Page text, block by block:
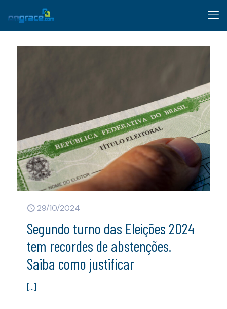
29/10/2024
Segundo turno das Eleições 2024
tem recordes de abstenções.
Saiba como justificar
[…]